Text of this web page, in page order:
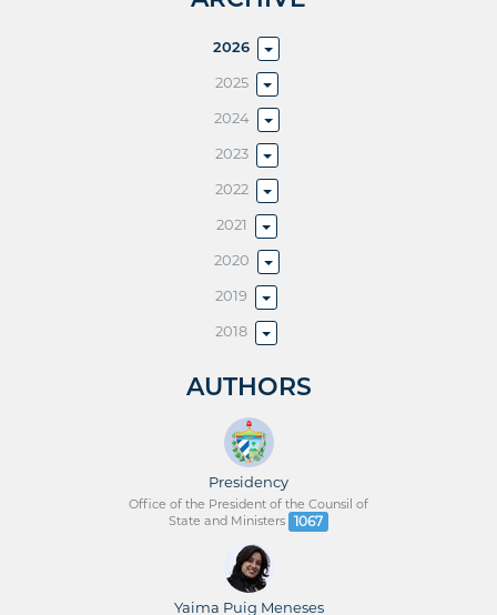
2026
2025
2024
2023
2022
2021
2020
2019
2018
AUTHORS
Presidency
Office of the President of the Counsil of
State and Ministers 1067
Yaima Puig Meneses